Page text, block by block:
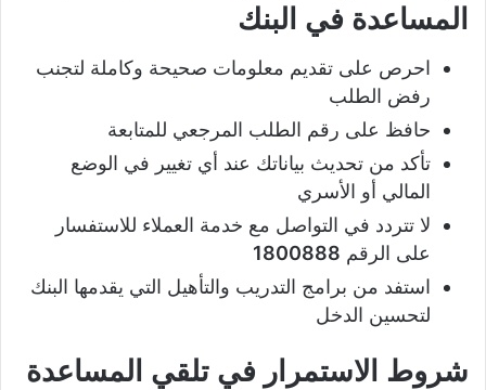
المساعدة في البنك
احرص على تقديم معلومات صحيحة وكاملة لتجنب
رفض الطلب
حافظ على رقم الطلب المرجعي للمتابعة
تأكد من تحديث بياناتك عند أي تغيير في الوضع
المالي أو الأسري
لا تتردد في التواصل مع خدمة العملاء للاستفسار
على الرقم 1800888
استفد من برامج التدريب والتأهيل التي يقدمها البنك
لتحسين الدخل
شروط الاستمرار في تلقي المساعدة